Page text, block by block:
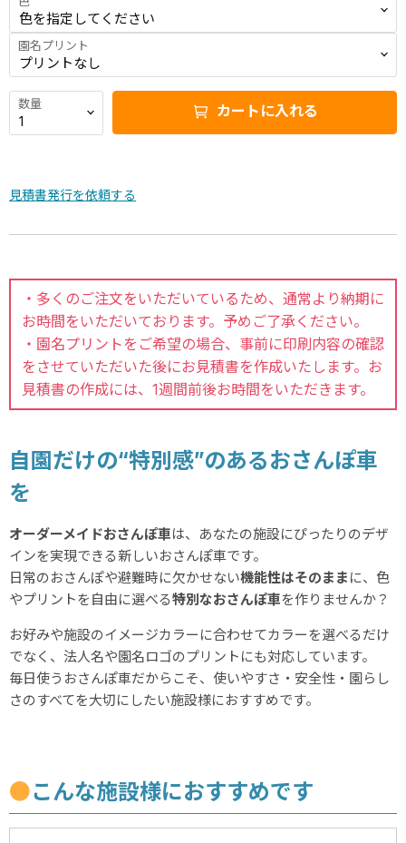
園名プリント
数量 カートに入れる
見積書発行を依頼する
・多くのご注文をいただいているため、通常より納期に
お時間をいただいております。予めご了承ください。
・園名プリントをご希望の場合、事前に印刷内容の確認
をさせていただいた後にお見積書を作成いたします。お
見積書の作成には、1週間前後お時間をいただきます。
自園だけの“特別感”のあるおさんぽ車
を
オーダーメイドおさんぽ車は、あなたの施設にぴったりのデザ
インを実現できる新しいおさんぽ車です。
日常のおさんぽや避難時に欠かせない機能性はそのまま に、色
やプリントを自由に選べる特別なおさんぽ車を作りませんか？
お好みや施設のイメージカラーに合わせてカラーを選べるだけ
でなく、法人名や園名ロゴのプリントにも対応しています。
毎日使うおさんぽ車だからこそ、使いやすさ・安全性・園らし
さのすべてを大切にしたい施設様におすすめです。
●こんな施設様におすすめです